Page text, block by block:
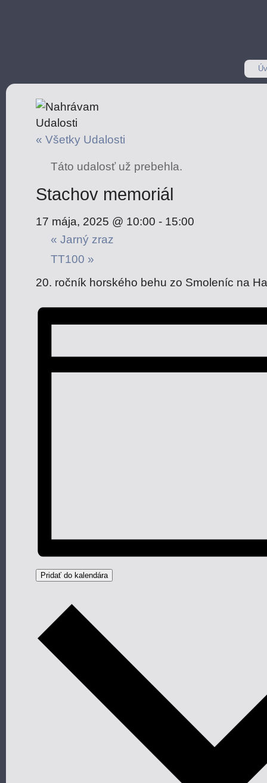
« Všetky Udalosti
Táto udalosť už prebehla.
Stachov memoriál
17 mája, 2025 @ 10:00 - 15:00
« Jarný zraz
TT100 »
20. ročník horského behu zo Smoleníc na
Pridať do kalendára